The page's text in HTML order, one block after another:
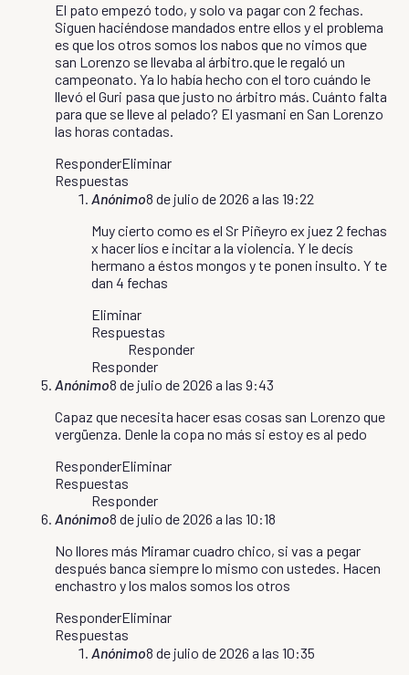
El pato empezó todo, y solo va pagar con 2 fechas.
Siguen haciéndose mandados entre ellos y el problema
es que los otros somos los nabos que no vimos que
san Lorenzo se llevaba al árbitro.que le regaló un
campeonato. Ya lo había hecho con el toro cuándo le
llevó el Guri pasa que justo no árbitro más. Cuánto falta
para que se lleve al pelado? El yasmani en San Lorenzo
las horas contadas.
ResponderEliminar
Respuestas
Anónimo8 de julio de 2026 a las 19:22
Muy cierto como es el Sr Piñeyro ex juez 2 fechas
x hacer líos e incitar a la violencia. Y le decís
hermano a éstos mongos y te ponen insulto. Y te
dan 4 fechas
Eliminar
Respuestas
Responder
Responder
Anónimo8 de julio de 2026 a las 9:43
Capaz que necesita hacer esas cosas san Lorenzo que
vergüenza. Denle la copa no más si estoy es al pedo
ResponderEliminar
Respuestas
Responder
Anónimo8 de julio de 2026 a las 10:18
No llores más Miramar cuadro chico, si vas a pegar
después banca siempre lo mismo con ustedes. Hacen
enchastro y los malos somos los otros
ResponderEliminar
Respuestas
Anónimo8 de julio de 2026 a las 10:35